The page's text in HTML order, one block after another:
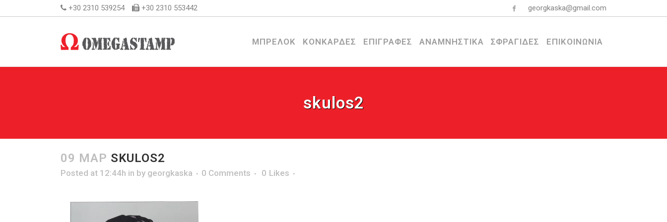
+30 2310 539254 +30 2310 553442 georgkaska@gmail.com
ΜΠΡΕΛΟΚ ΚΟΝΚΑΡΔΕΣ ΕΠΙΓΡΑΦΕΣ ΑΝΑΜΝΗΣΤΙΚΑ ΣΦΡΑΓΙΔΕΣ ΕΠΙΚΟΙΝΩΝΙΑ
skulos2
09 ΜΑΡ SKULOS2
Posted at 12:44h in by georgkaska 0 Comments 0 Likes